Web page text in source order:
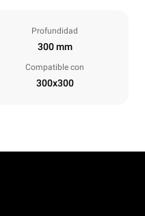
Profundidad
300 mm
Compatible con
300x300